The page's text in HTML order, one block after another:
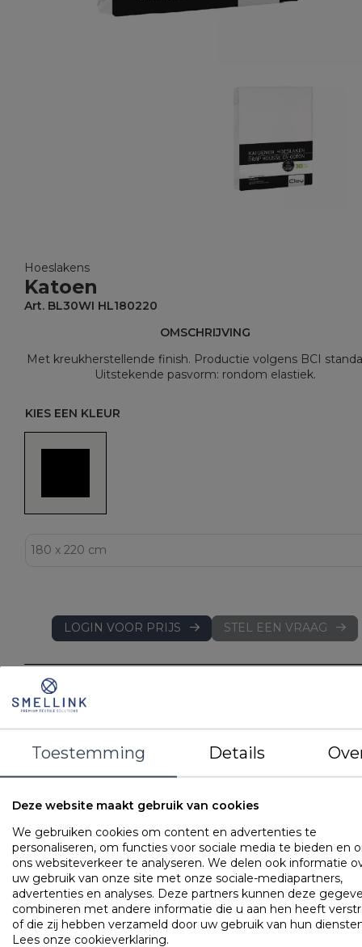
Hoeslakens
Katoen
Art. BL30WI HL180220
OMSCHRIJVING
Met kreukherstellende finish. Productie volgens BCI
Uitstekende pasvorm: rondom elastiek.
KIES EEN KLEUR
LOGIN VOOR PRIJS STEL EEN VRAAG
DETAILS
EAN
Merk
Wit
Hoekhoogte
35 cm (ook geschikt voor hoge
Kenmerken
Wasbaar op 60 graden
Alleen op inlegvel CLEY vermeld
OMSCHRIJVING UITVOERINGEN
Met kreukherstellende finish. Productie volgens BCI
Uitstekende pasvorm: rondom elastiek.
Toestemming Details
Deze website maakt gebruik van cookies
We gebruiken cookies om content en advertenties te
personaliseren, om functies voor sociale media te bieden en
ons websiteverkeer te analyseren. We delen ook informatie
uw gebruik van onze site met onze sociale-mediapartners,
advertenties en analyses. Deze partners kunnen deze
combineren met andere informatie die u aan hen heeft
of die zij hebben verzameld door uw gebruik van hun
Lees onze cookieverklaring.